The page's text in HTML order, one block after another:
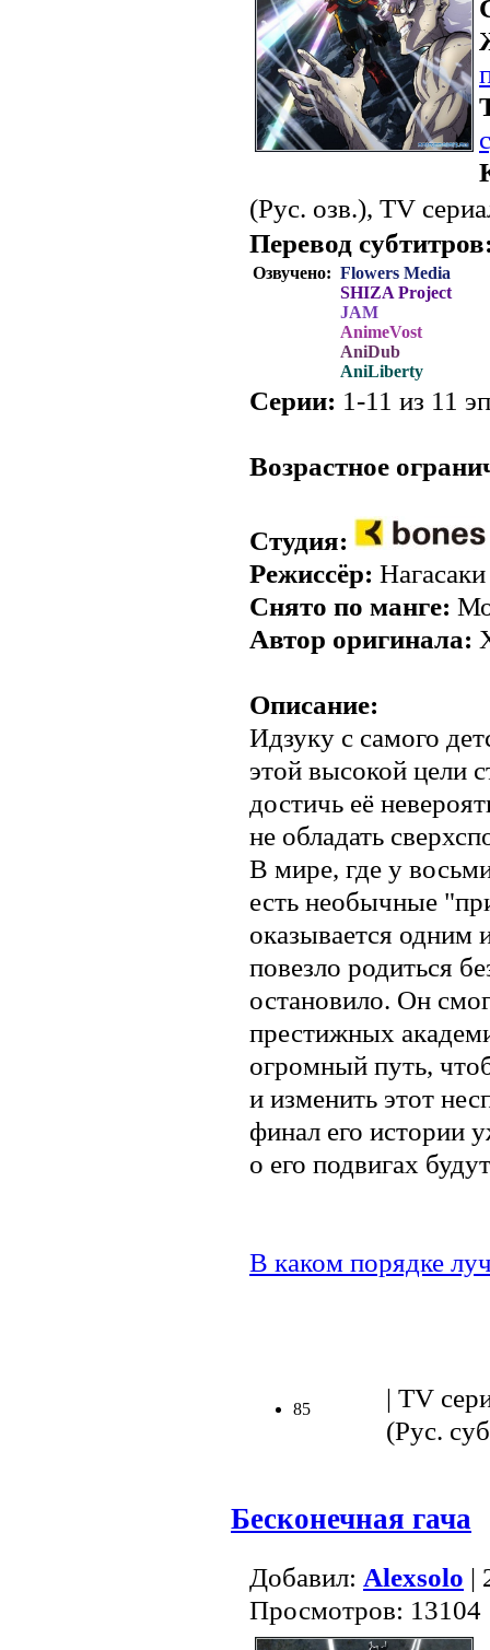
(Рус. озв.), TV
Перевод
Озвучено: Flowers Media
SHIZA Project
JAM
AnimeVost
AniDub
AniLiberty
Серии: 1-11 из 11
Возрастное
Студия:
Режиссёр:
Снято по манге:
Автор оригинала:
Описание:
Идзуку с самого
этой высокой цели
достичь её
не обладать
В мире, где у
есть необычные
оказывается одним
повезло родиться
остановило. Он
престижных
огромный путь,
и изменить этот
финал его истории
о его подвигах
В каком порядке
85
| TV
(Рус.
Бесконечная гача
Добавил: Alexsolo |
Просмотров: 13104